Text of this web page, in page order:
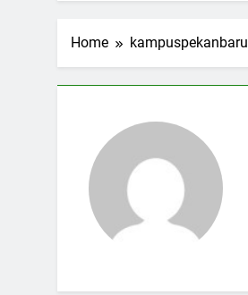
Home kampuspekanbaru